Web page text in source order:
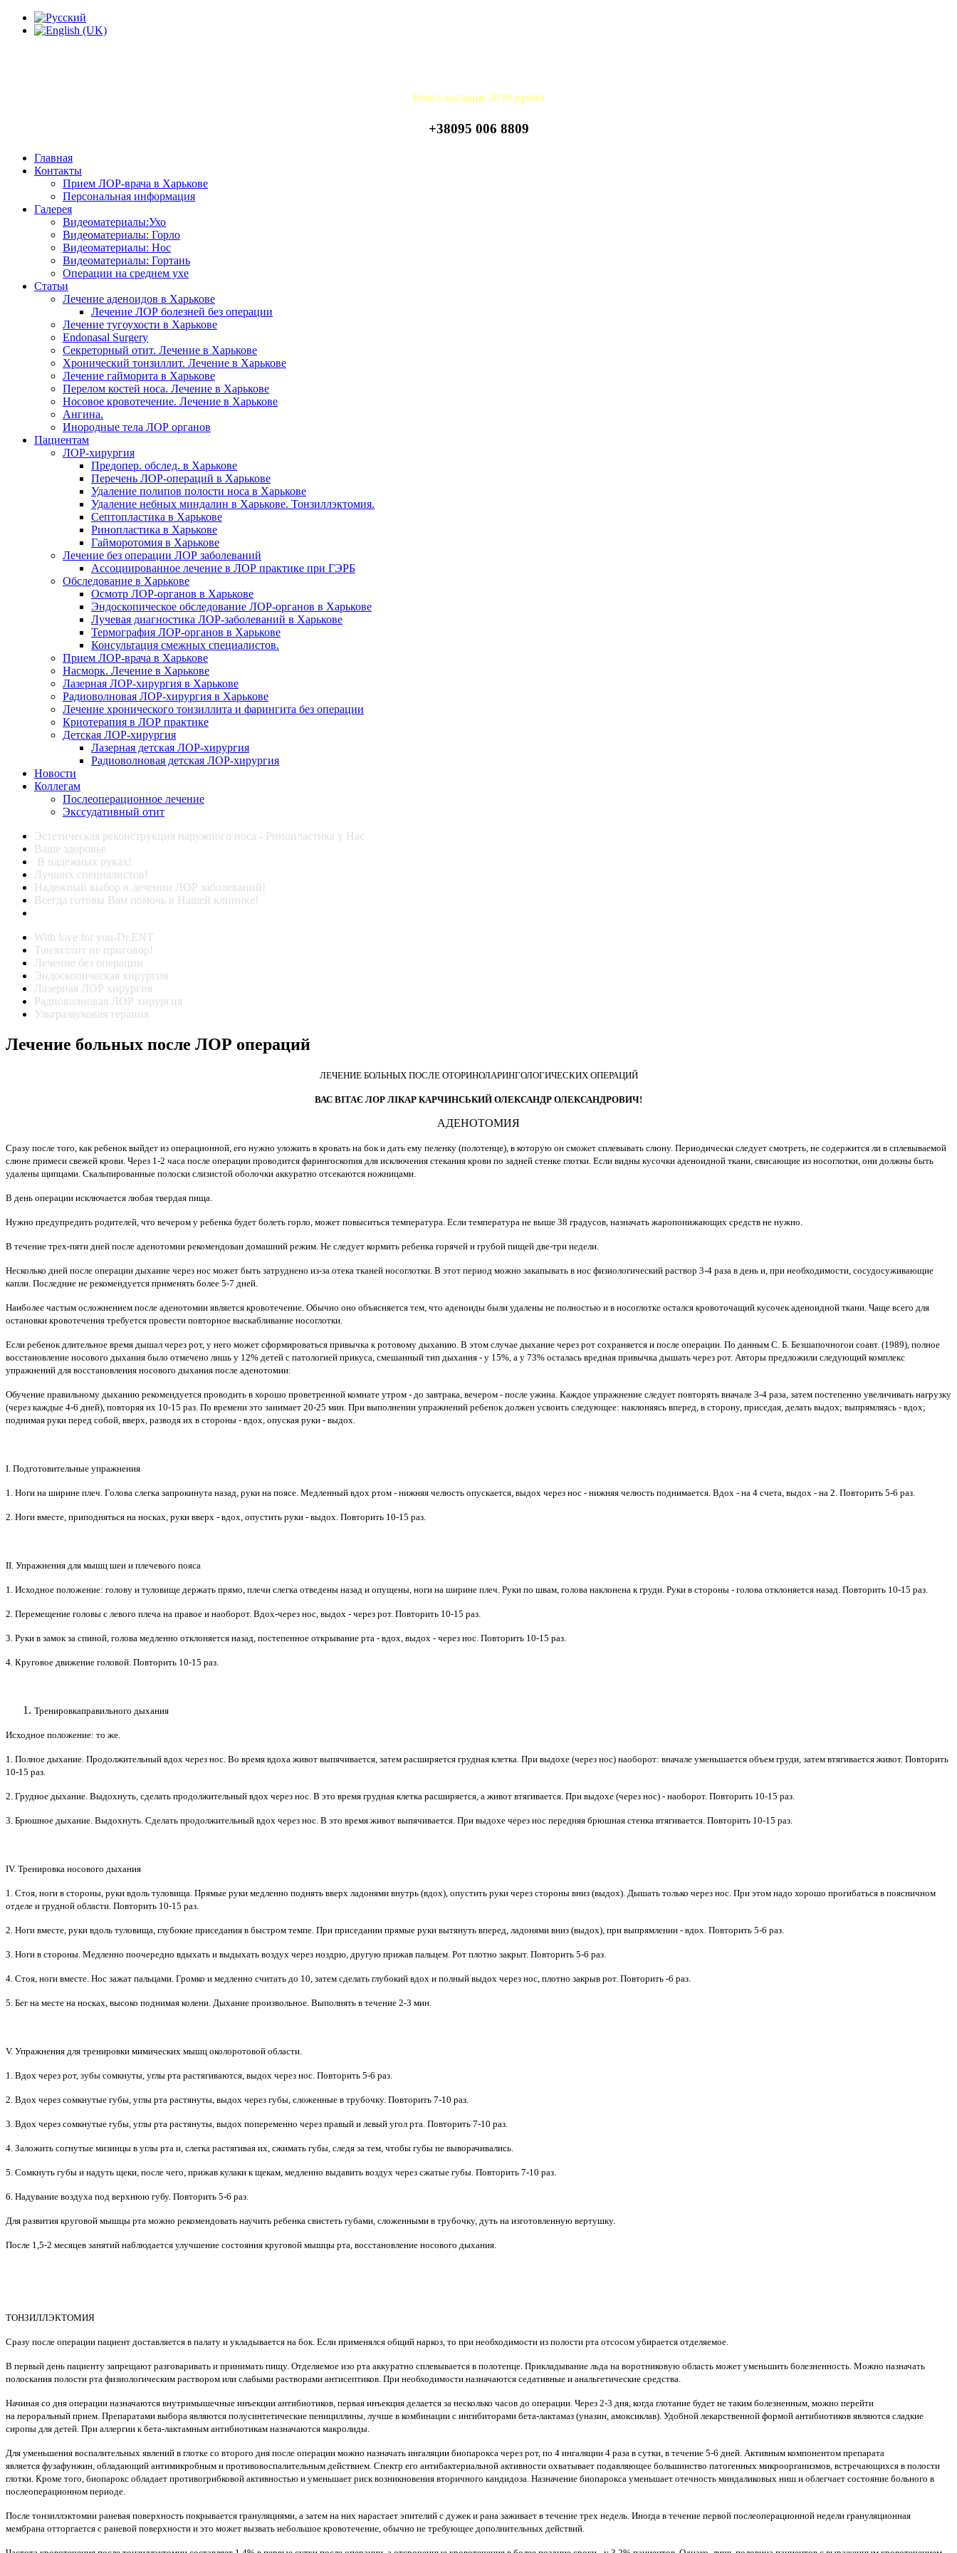
Консультация ЛОР врача
+38095 006 8809
Главная
Контакты
Прием ЛОР-врача в Харькове
Персональная информация
Галерея
Видеоматериалы:Ухо
Видеоматериалы: Горло
Видеоматериалы: Нос
Видеоматериалы: Гортань
Операции на среднем ухе
Статьи
Лечение аденоидов в Харькове
Лечение ЛОР болезней без операции
Лечение тугоухости в Харькове
Endonasal Surgery
Секреторный отит. Лечение в Харькове
Хронический тонзиллит. Лечение в Харькове
Лечение гайморита в Харькове
Перелом костей носа. Лечение в Харькове
Носовое кровотечение. Лечение в Харькове
Ангина.
Инородные тела ЛОР органов
Пациентам
ЛОР-хирургия
Предопер. обслед. в Харькове
Перечень ЛОР-операций в Харькове
Удаление полипов полости носа в Харькове
Удаление небных миндалин в Харькове. Тонзиллэктомия.
Септопластика в Харькове
Ринопластика в Харькове
Гайморотомия в Харькове
Лечение без операции ЛОР заболеваний
Ассоциированное лечение в ЛОР практике при ГЭРБ
Обследование в Харькове
Осмотр ЛОР-органов в Харькове
Эндоскопическое обследование ЛОР-органов в Харькове
Лучевая диагностика ЛОР-заболеваний в Харькове
Термография ЛОР-органов в Харькове
Консультация смежных специалистов.
Прием ЛОР-врача в Харькове
Насморк. Лечение в Харькове
Лазерная ЛОР-хирургия в Харькове
Радиоволновая ЛОР-хирургия в Харькове
Лечение хронического тонзиллита и фарингита без операции
Криотерапия в ЛОР практике
Детская ЛОР-хирургия
Лазерная детская ЛОР-хирургия
Радиоволновая детская ЛОР-хирургия
Новости
Коллегам
Послеоперационное лечение
Экссудативный отит
Эстетическая реконструкция наружного носа - Ринопластика у Нас
Ваше здоровье
В надежных руках!
Лучших специалистов!
Надежный выбор в лечении ЛОР заболеваний!
Всегда готовы Вам помочь в Нашей клинике!
With love for you-Dr.ENT
Тонзиллит не приговор!
Лечение без операции
Эндоскопическая хирургия
Лазерная ЛОР хирургия
Радиоволновая ЛОР хирургия
Ультразвуковая терапия
Лечение больных после ЛОР операций
ЛЕЧЕНИЕ БОЛЬНЫХ ПОСЛЕ ОТОРИНОЛАРИНГОЛОГИЧЕСКИХ ОПЕРАЦИЙ
ВАС ВІТАЄ ЛОР ЛІКАР КАРЧИНСЬКИЙ ОЛЕКСАНДР ОЛЕКСАНДРОВИЧ!
АДЕНОТОМИЯ
Сразу после того, как ребенок выйдет из операционной, его нужно уложить в кровать на бок и дать ему пеленку (полотенце), в которую он сможет сплевывать слюну. Периодически следует смотреть, не содержится ли в сплевываемой
слюне примеси свежей крови. Через 1-2 часа после операции проводится фарингоскопия для исключения стекания крови по задней стенке глотки. Если видны кусочки аденоидной ткани, свисающие из носоглотки, они должны быть
удалены щипцами. Скальпированные полоски слизистой оболочки аккуратно отсекаются ножницами.
В день операции исключается любая твердая пища.
Нужно предупредить родителей, что вечером у ребенка будет болеть горло, может повыситься температура. Если температура не выше 38 градусов, назначать жаропонижающих средств не нужно.
В течение трех-пяти дней после аденотомии рекомендован домашний режим. Не следует кормить ребенка горячей и грубой пищей две-три недели.
Несколько дней после операции дыхание через нос может быть затруднено из-за отека тканей носоглотки. В этот период можно закапывать в нос физиологический раствор 3-4 раза в день и, при необходимости, сосудосуживающие
капли. Последние не рекомендуется применять более 5-7 дней.
Наиболее частым осложнением после аденотомии является кровотечение. Обычно оно объясняется тем, что аденоиды были удалены не полностью и в носоглотке остался кровоточащий кусочек аденоидной ткани. Чаще всего для
остановки кровотечения требуется провести повторное выскабливание носоглотки.
Если ребенок длительное время дышал через рот, у него может сформироваться привычка к ротовому дыханию. В этом случае дыхание через рот сохраняется и после операции. По данным С. Б. Безшапочногои соавт. (1989), полное
восстановление носового дыхания было отмечено лишь у 12% детей с патологией прикуса, смешанный тип дыхания - у 15%, а у 73% осталась вредная привычка дышать через рот. Авторы предложили следующий комплекс
упражнений для восстановления носового дыхания после аденотомии:
Обучение правильному дыханию рекомендуется проводить в хорошо проветренной комнате утром - до завтрака, вечером - после ужина. Каждое упражнение следует повторять вначале 3-4 раза, затем постепенно увеличивать нагрузку
(через каждые 4-6 дней), повторяя их 10-15 раз. По времени это занимает 20-25 мин. При выполнении упражнений ребенок должен усвоить следующее: наклоняясь вперед, в сторону, приседая, делать выдох; выпрямляясь - вдох;
поднимая руки перед собой, вверх, разводя их в стороны - вдох, опуская руки - выдох.
I. Подготовительные упражнения
1. Ноги на ширине плеч. Голова слегка запрокинута назад, руки на поясе. Медленный вдох ртом - нижняя челюсть опускается, выдох через нос - нижняя челюсть поднимается. Вдох - на 4 счета, выдох - на 2. Повторить 5-6 раз.
2. Ноги вместе, приподняться на носках, руки вверх - вдох, опустить руки - выдох. Повторить 10-15 раз.
II. Упражнения для мышц шеи и плечевого пояса
1. Исходное положение: голову и туловище держать прямо, плечи слегка отведены назад и опущены, ноги на ширине плеч. Руки по швам, голова наклонена к груди. Руки в стороны - голова отклоняется назад. Повторить 10-15 раз.
2. Перемещение головы с левого плеча на правое и наоборот. Вдох-через нос, выдох - через рот. Повторить 10-15 раз.
3. Руки в замок за спиной, голова медленно отклоняется назад, постепенное открывание рта - вдох, выдох - через нос. Повторить 10-15 раз.
4. Круговое движение головой. Повторить 10-15 раз.
Тренировкаправильного дыхания
Исходное положение: то же.
1. Полное дыхание. Продолжительный вдох через нос. Во время вдоха живот выпячивается, затем расширяется грудная клетка. При выдохе (через нос) наоборот: вначале уменьшается объем груди, затем втягивается живот. Повторить
10-15 раз.
2. Грудное дыхание. Выдохнуть, сделать продолжительный вдох через нос. В это время грудная клетка расширяется, а живот втягивается. При выдохе (через нос) - наоборот. Повторить 10-15 раз.
3. Брюшное дыхание. Выдохнуть. Сделать продолжительный вдох через нос. В это время живот выпячивается. При выдохе через нос передняя брюшная стенка втягивается. Повторить 10-15 раз.
IV. Тренировка носового дыхания
1. Стоя, ноги в стороны, руки вдоль туловища. Прямые руки медленно поднять вверх ладонями внутрь (вдох), опустить руки через стороны вниз (выдох). Дышать только через нос. При этом надо хорошо прогибаться в поясничном
отделе и грудной области. Повторить 10-15 раз.
2. Ноги вместе, руки вдоль туловища, глубокие приседания в быстром темпе. При приседании прямые руки вытянуть вперед, ладонями вниз (выдох), при выпрямлении - вдох. Повторить 5-6 раз.
3. Ноги в стороны. Медленно поочередно вдыхать и выдыхать воздух через ноздрю, другую прижав пальцем. Рот плотно закрыт. Повторить 5-6 раз.
4. Стоя, ноги вместе. Нос зажат пальцами. Громко и медленно считать до 10, затем сделать глубокий вдох и полный выдох через нос, плотно закрыв рот. Повторить -6 раз.
5. Бег на месте на носках, высоко поднимая колени. Дыхание произвольное. Выполнять в течение 2-3 мин.
V. Упражнения для тренировки мимических мышц околоротовой области.
1. Вдох через рот, зубы сомкнуты, углы рта растягиваются, выдох через нос. Повторить 5-6 раз.
2. Вдох через сомкнутые губы, углы рта растянуты, выдох через губы, сложенные в трубочку. Повторить 7-10 раз.
3. Вдох через сомкнутые губы, углы рта растянуты, выдох попеременно через правый и левый угол рта. Повторить 7-10 раз.
4. Заложить согнутые мизинцы в углы рта и, слегка растягивая их, сжимать губы, следя за тем, чтобы губы не выворачивались.
5. Сомкнуть губы и надуть щеки, после чего, прижав кулаки к щекам, медленно выдавить воздух через сжатые губы. Повторить 7-10 раз.
6. Надувание воздуха под верхнюю губу. Повторить 5-6 раз.
Для развития круговой мышцы рта можно рекомендовать научить ребенка свистеть губами, сложенными в трубочку, дуть на изготовленную вертушку.
После 1,5-2 месяцев занятий наблюдается улучшение состояния круговой мышцы рта, восстановление носового дыхания.
ТОНЗИЛЛЭКТОМИЯ
Сразу после операции пациент доставляется в палату и укладывается на бок. Если применялся общий наркоз, то при необходимости из полости рта отсосом убирается отделяемое.
В первый день пациенту запрещают разговаривать и принимать пищу. Отделяемое изо рта аккуратно сплевывается в полотенце. Прикладывание льда на воротниковую область может уменьшить болезненность. Можно назначать
полоскания полости рта физиологическим раствором или слабыми растворами антисептиков. При необходимости назначаются седативные и анальгетические средства.
Начиная со дня операции назначаются внутримышечные инъекции антибиотиков, первая инъекция делается за несколько часов до операции. Через 2-3 дня, когда глотание будет не таким болезненным, можно перейти
на пероральный прием. Препаратами выбора являются полусинтетические пенициллины, лучше в комбинации с ингибиторами бета-лактамаз (уназин, амоксиклав). Удобной лекарственной формой антибиотиков являются сладкие
сиропы для детей. При аллергии к бета-лактамным антибиотикам назначаются макролиды.
Для уменьшения воспалительных явлений в глотке со второго дня после операции можно назначать ингаляции биопарокса через рот, по 4 ингаляции 4 раза в сутки, в течение 5-6 дней. Активным компонентом препарата
является фузафунжин, обладающий антимикробным и противовоспалительным действием. Спектр его антибактериальной активности охватывает подавляющее большинство патогенных микроорганизмов, встречающихся в полости
глотки. Кроме того, биопарокс обладает противогрибковой активностью и уменьшает риск возникновения вторичного кандидоза. Назначение биопарокса уменьшает отечность миндаликовых ниш и облегчает состояние больного в
послеоперационном периоде.
После тонзиллэктомии раневая поверхность покрывается грануляциями, а затем на них нарастает эпителий с дужек и рана заживает в течение трех недель. Иногда в течение первой послеоперационной недели грануляционная
мембрана отторгается с раневой поверхности и это может вызвать небольшое кровотечение, обычно не требующее дополнительных действий.